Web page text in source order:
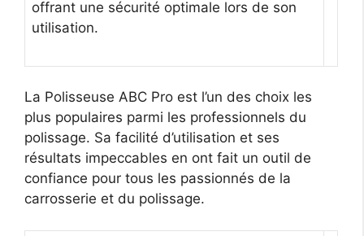
offrant une sécurité optimale lors de son
utilisation.
La Polisseuse ABC Pro est l’un des choix les
plus populaires parmi les professionnels du
polissage. Sa facilité d’utilisation et ses
résultats impeccables en ont fait un outil de
confiance pour tous les passionnés de la
carrosserie et du polissage.